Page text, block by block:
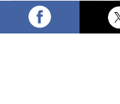
Banco Master
ibge varejo